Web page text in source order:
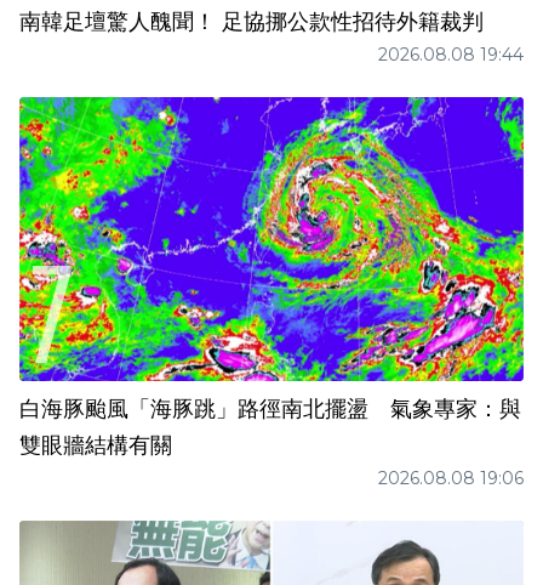
南韓足壇驚人醜聞！ 足協挪公款性招待外籍裁判
2026.08.08 19:44
白海豚颱風「海豚跳」路徑南北擺盪 氣象專家：與
雙眼牆結構有關
2026.08.08 19:06